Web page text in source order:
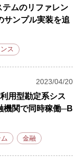
ムのリファレン
サンプル実装を追
ス
2023/04/20
用型勘定系シス
機関で同時稼働─B
金融